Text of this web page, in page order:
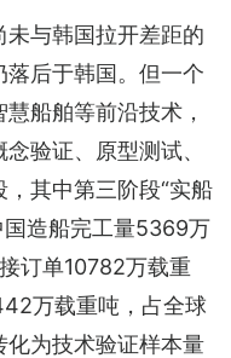
与韩国拉开差距的
后于韩国。但一个
船舶等前沿技术，
验证、原型测试、
其中第三阶段“实船
造船完工量5369万
订单10782万载重
万载重吨，占全球
为技术验证样本量